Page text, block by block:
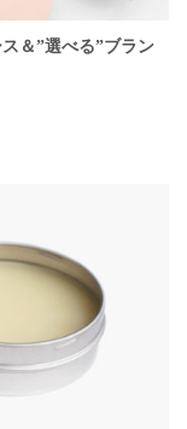
＆”選べる”ブラン